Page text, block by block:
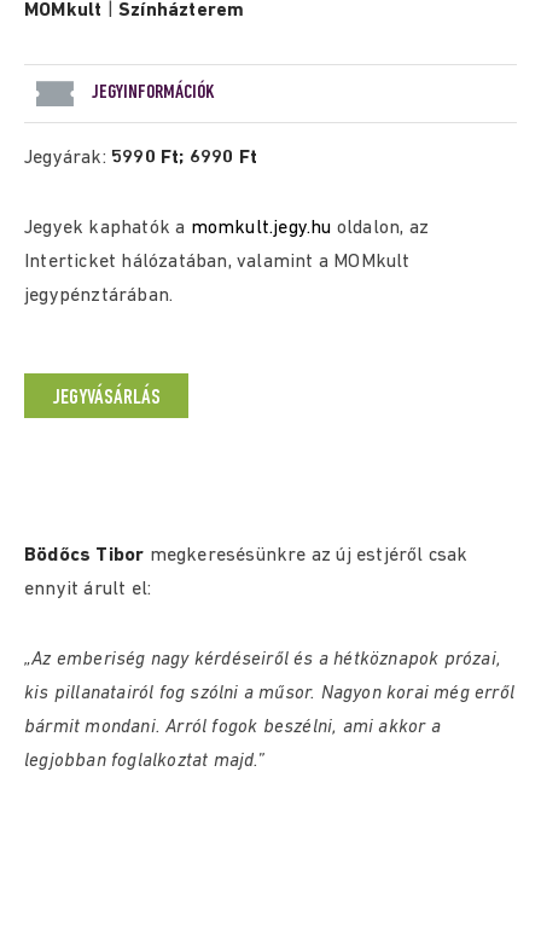
MOMkult |Színházterem
JEGYINFORMÁCIÓK
Jegyárak: 5990 Ft; 6990 Ft
Jegyek kaphatók a momkult.jegy.hu oldalon, az
Interticket hálózatában, valamint a MOMkult
jegypénztárában.
JEGYVÁSÁRLÁS
Bödőcs Tibor megkeresésünkre az új estjéről csak
ennyit árult el:
„Az emberiség nagy kérdéseiről és a hétköznapok prózai,
kis pillanatairól fog szólni a műsor. Nagyon korai még erről
bármit mondani. Arról fogok beszélni, ami akkor a
legjobban foglalkoztat majd.”